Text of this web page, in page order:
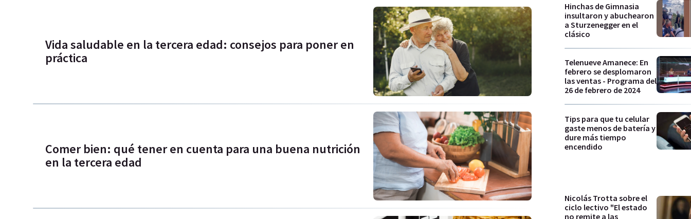
Vida saludable en la tercera edad: consejos para poner en
práctica
Comer bien: qué tener en cuenta para una buena nutrición
en la tercera edad
Hinchas de Gimnasia
insultaron y abuchearon
a Sturzenegger en el
clásico
Telenueve Amanece: En
febrero se desplomaron
las ventas - Programa del
26 de febrero de 2024
Tips para que tu celular
gaste menos de batería y
dure más tiempo
encendido
Nicolás Trotta sobre el
ciclo lectivo "El estado
no remite a las